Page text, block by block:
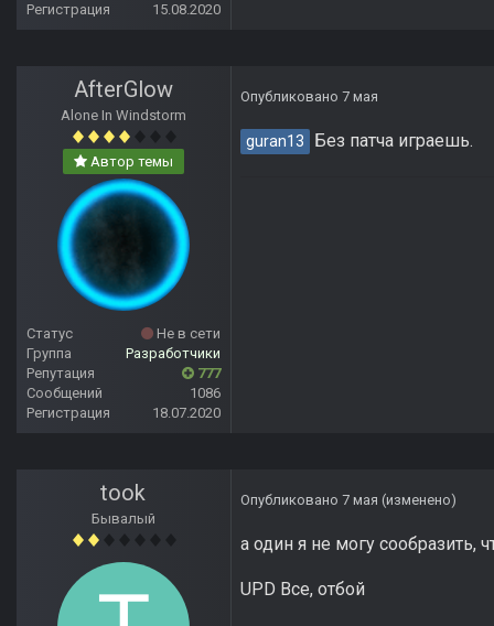
Регистрация
15.08.2020
AfterGlow
Alone In Windstorm
Автор темы
Статус
Не в сети
Группа
Разработчики
Репутация
777
Сообщений
1086
Регистрация
18.07.2020
Опубликовано 7 мая
guran13 Без патча играешь.
took
Бывалый
Опубликовано 7 мая (изменено)
а один я не могу
UPD Все, отбой